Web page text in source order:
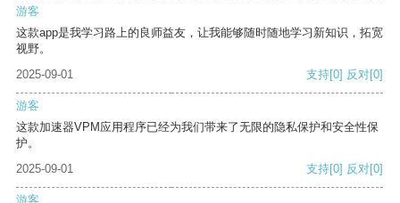
游客
这款app是我学习路上的良师益友，让我能够随时随地学习新知识，拓宽
视野。
2025-09-01
支持[0] 反对[0]
游客
这款加速器VPM应用程序已经为我们带来了无限的隐私保护和安全性保
护。
2025-09-01
支持[0] 反对[0]
游客